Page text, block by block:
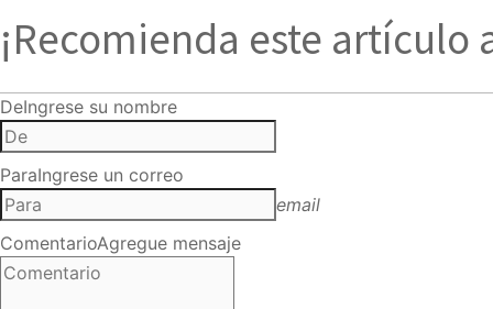
¡Recomienda este artículo
DeIngrese su nombre
ParaIngrese un correo
email
ComentarioAgregue mensaje